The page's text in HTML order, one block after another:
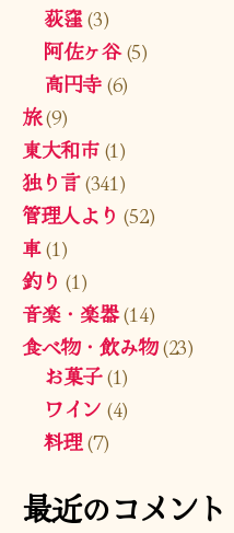
荻窪(3)
阿佐ヶ谷(5)
高円寺(6)
旅(9)
東大和市(1)
独り言(341)
管理人より (52)
車(1)
釣り (1)
音楽・楽器(14)
食べ物・飲み物(23)
お菓子(1)
ワイン (4)
料理(7)
最近のコメント